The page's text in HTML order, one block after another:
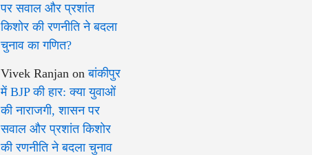
पर सवाल और प्रशांत
किशोर की रणनीति ने बदला
चुनाव का गणित?
Vivek Ranjan onबांकीपुर
में BJP की हार: क्या युवाओं
की नाराजगी, शासन पर
सवाल और प्रशांत किशोर
की रणनीति ने बदला चुनाव